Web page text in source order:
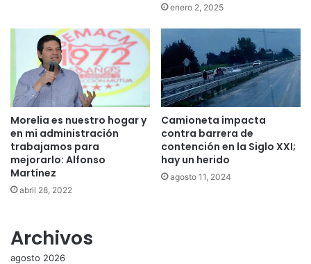
enero 2, 2025
Morelia es nuestro hogar y
en mi administración
trabajamos para
mejorarlo: Alfonso
Martínez
abril 28, 2022
Camioneta impacta
contra barrera de
contención en la Siglo XXI;
hay un herido
agosto 11, 2024
Archivos
agosto 2026